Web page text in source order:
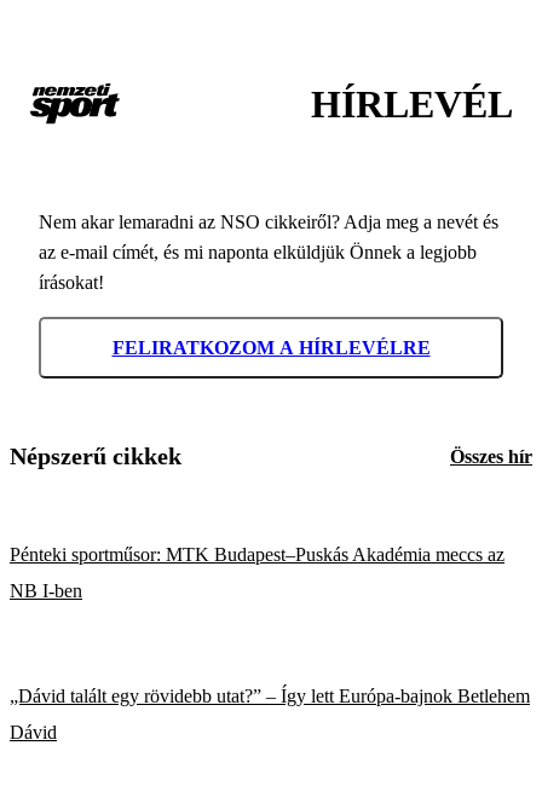
HÍRLEVÉL
Nem akar lemaradni az NSO cikkeiről? Adja meg a nevét és
az e-mail címét, és mi naponta elküldjük Önnek a legjobb
írásokat!
FELIRATKOZOM A HÍRLEVÉLRE
Népszerű cikkek Összes hír
Pénteki sportműsor: MTK Budapest–Puskás Akadémia meccs az
NB I-ben
„Dávid talált egy rövidebb utat?” – Így lett Európa-bajnok Betlehem
Dávid